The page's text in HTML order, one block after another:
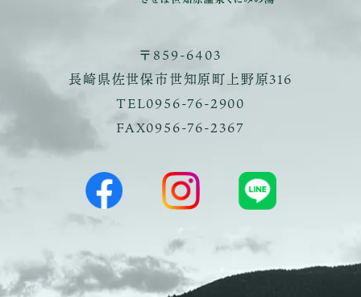
〒859-6403
長崎県佐世保市世知原町上野原316
TEL0956-76-2900
FAX0956-76-2367